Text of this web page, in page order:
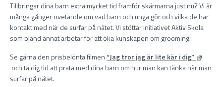
Tillbringar dina barn extra mycket tid framför skärmarna just nu? Vi är
många gånger ovetande om vad barn och unga gör och vilka de har
kontakt med när de surfar på nätet. Vi stöttar initiativet Aktiv Skola
som bland annat arbetar för att öka kunskapen om grooming.
Se gärna den prisbelönta filmen“Jag tror jag är lite kär i dig”
och ta dig tid att prata med dina barn om hur man kan tänka när man
surfar på nätet.